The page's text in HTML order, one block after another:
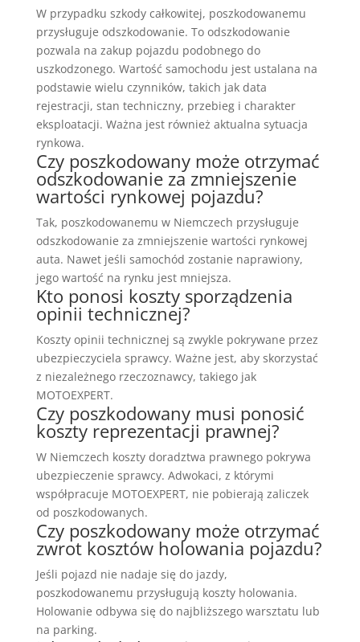
W przypadku szkody całkowitej, poszkodowanemu
przysługuje odszkodowanie. To odszkodowanie
pozwala na zakup pojazdu podobnego do
uszkodzonego. Wartość samochodu jest ustalana na
podstawie wielu czynników, takich jak data
rejestracji, stan techniczny, przebieg i charakter
eksploatacji. Ważna jest również aktualna sytuacja
rynkowa.
Czy poszkodowany może otrzymać
odszkodowanie za zmniejszenie
wartości rynkowej pojazdu?
Tak, poszkodowanemu w Niemczech przysługuje
odszkodowanie za zmniejszenie wartości rynkowej
auta. Nawet jeśli samochód zostanie naprawiony,
jego wartość na rynku jest mniejsza.
Kto ponosi koszty sporządzenia
opinii technicznej?
Koszty opinii technicznej są zwykle pokrywane przez
ubezpieczyciela sprawcy. Ważne jest, aby skorzystać
z niezależnego rzeczoznawcy, takiego jak
MOTOEXPERT.
Czy poszkodowany musi ponosić
koszty reprezentacji prawnej?
W Niemczech koszty doradztwa prawnego pokrywa
ubezpieczenie sprawcy. Adwokaci, z którymi
współpracuje MOTOEXPERT, nie pobierają zaliczek
od poszkodowanych.
Czy poszkodowany może otrzymać
zwrot kosztów holowania pojazdu?
Jeśli pojazd nie nadaje się do jazdy,
poszkodowanemu przysługują koszty holowania.
Holowanie odbywa się do najbliższego warsztatu lub
na parking.